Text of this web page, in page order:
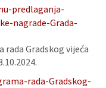
predlaganja-
nagrade-Grada-
rada Gradskog vijeća
rada-Gradskog-